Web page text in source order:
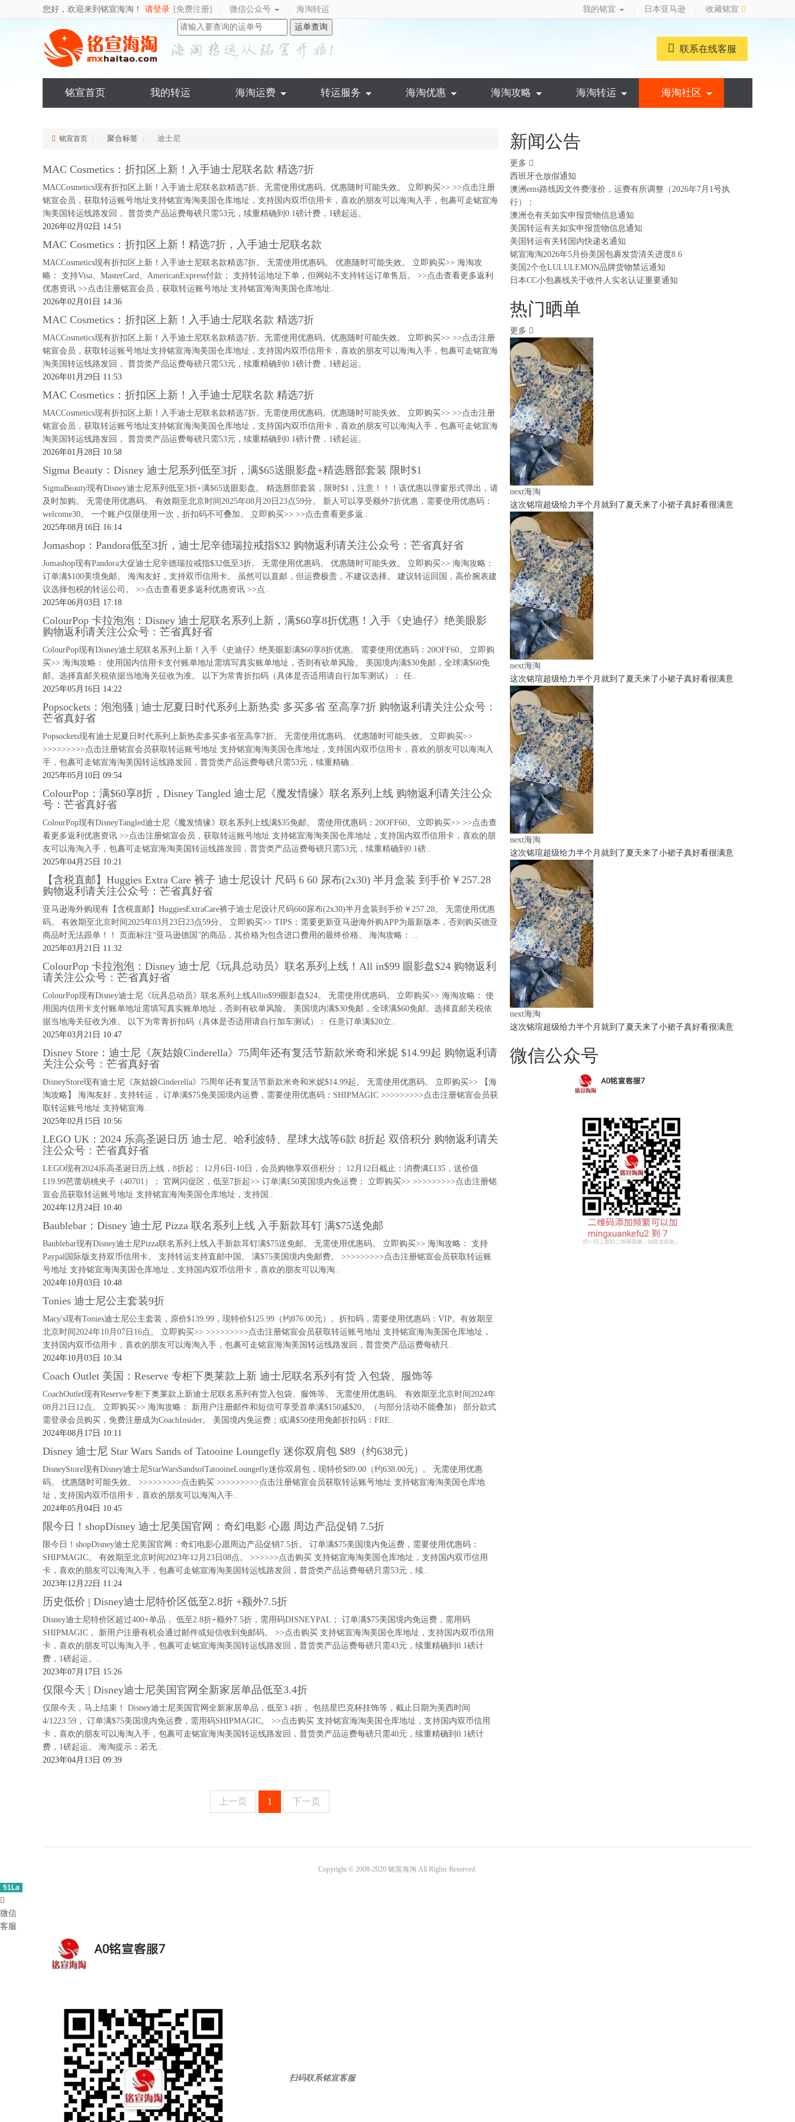
您好，欢迎来到铭宣海淘！ 请登录 [免费注册] 微信公众号 海淘转运 我的铭宣 日本亚马逊
收藏铭宣
运单查询
联系在线客服
铭宣首页 我的转运 海淘运费 转运服务 海淘优惠 海淘攻略 海淘转运 海淘社区
铭宣首页 聚合标签 迪士尼
MAC Cosmetics：折扣区上新！入手迪士尼联名款 精选7折
MACCosmetics现有折扣区上新！入手迪士尼联名款精选7折。无需使用优惠码。优惠随时可能失效。 立即购买>> >>点击注册
铭宣会员，获取转运账号地址支持铭宣海淘美国仓库地址，支持国内双币信用卡，喜欢的朋友可以海淘入手，包裹可走铭宣海
淘美国转运线路发回， 普货类产品运费每磅只需53元，续重精确到0.1磅计费，1磅起运。
2026年02月02日 14:51
MAC Cosmetics：折扣区上新！精选7折，入手迪士尼联名款
MACCosmetics现有折扣区上新！入手迪士尼联名款精选7折。 无需使用优惠码。 优惠随时可能失效。 立即购买>> 海淘攻
略： 支持Visa、MasterCard、AmericanExpress付款； 支持转运地址下单，但网站不支持转运订单售后。 >>点击查看更多返利
优惠资讯 >>点击注册铭宣会员，获取转运账号地址 支持铭宣海淘美国仓库地址..
2026年02月01日 14:36
MAC Cosmetics：折扣区上新！入手迪士尼联名款 精选7折
MACCosmetics现有折扣区上新！入手迪士尼联名款精选7折。无需使用优惠码。优惠随时可能失效。 立即购买>> >>点击注册
铭宣会员，获取转运账号地址支持铭宣海淘美国仓库地址，支持国内双币信用卡，喜欢的朋友可以海淘入手，包裹可走铭宣海
淘美国转运线路发回， 普货类产品运费每磅只需53元，续重精确到0.1磅计费，1磅起运。
2026年01月29日 11:53
MAC Cosmetics：折扣区上新！入手迪士尼联名款 精选7折
MACCosmetics现有折扣区上新！入手迪士尼联名款精选7折。无需使用优惠码。优惠随时可能失效。 立即购买>> >>点击注册
铭宣会员，获取转运账号地址支持铭宣海淘美国仓库地址，支持国内双币信用卡，喜欢的朋友可以海淘入手，包裹可走铭宣海
淘美国转运线路发回， 普货类产品运费每磅只需53元，续重精确到0.1磅计费，1磅起运。
2026年01月28日 10:58
Sigma Beauty：Disney 迪士尼系列低至3折，满$65送眼影盘+精选唇部套装 限时$1
SigmaBeauty现有Disney迪士尼系列低至3折+满$65送眼影盘。 精选唇部套装，限时$1，注意！！！该优惠以弹窗形式弹出，请
及时加购。 无需使用优惠码。 有效期至北京时间2025年08月20日23点59分。 新人可以享受额外7折优惠，需要使用优惠码：
welcome30。 一个账户仅限使用一次，折扣码不可叠加。 立即购买>> >>点击查看更多返..
2025年08月16日 16:14
Jomashop：Pandora低至3折，迪士尼辛德瑞拉戒指$32 购物返利请关注公众号：芒省真好省
Jomashop现有Pandora大促迪士尼辛德瑞拉戒指$32低至3折。 无需使用优惠码。 优惠随时可能失效。 立即购买>> 海淘攻略：
订单满$100美境免邮。 海淘友好，支持双币信用卡。 虽然可以直邮，但运费极贵，不建议选择。 建议转运回国，高价腕表建
议选择包税的转运公司。 >>点击查看更多返利优惠资讯 >>点..
2025年06月03日 17:18
ColourPop 卡拉泡泡：Disney 迪士尼联名系列上新，满$60享8折优惠！入手《史迪仔》绝美眼影
购物返利请关注公众号：芒省真好省
ColourPop现有Disney迪士尼联名系列上新！入手《史迪仔》绝美眼影满$60享8折优惠。 需要使用优惠码：20OFF60。 立即购
买>> 海淘攻略： 使用国内信用卡支付账单地址需填写真实账单地址，否则有砍单风险。 美国境内满$30免邮，全球满$60免
邮。选择直邮关税依据当地海关征收为准。 以下为常青折扣码（具体是否适用请自行加车测试）： 任..
2025年05月16日 14:22
Popsockets：泡泡骚 | 迪士尼夏日时代系列上新热卖 多买多省 至高享7折 购物返利请关注公众号：
芒省真好省
Popsockets现有迪士尼夏日时代系列上新热卖多买多省至高享7折。 无需使用优惠码。 优惠随时可能失效。 立即购买>>
>>>>>>>>>点击注册铭宣会员获取转运账号地址 支持铭宣海淘美国仓库地址，支持国内双币信用卡，喜欢的朋友可以海淘入
手，包裹可走铭宣海淘美国转运线路发回，普货类产品运费每磅只需53元，续重精确..
2025年05月10日 09:54
ColourPop：满$60享8折，Disney Tangled 迪士尼《魔发情缘》联名系列上线 购物返利请关注公众
号：芒省真好省
ColourPop现有DisneyTangled迪士尼《魔发情缘》联名系列上线满$35免邮。 需使用优惠码：20OFF60。 立即购买>> >>点击查
看更多返利优惠资讯 >>点击注册铭宣会员，获取转运账号地址 支持铭宣海淘美国仓库地址，支持国内双币信用卡，喜欢的朋
友可以海淘入手，包裹可走铭宣海淘美国转运线路发回，普货类产品运费每磅只需53元，续重精确到0.1磅..
2025年04月25日 10:21
【含税直邮】Huggies Extra Care 裤子 迪士尼设计 尺码 6 60 尿布(2x30) 半月盒装 到手价￥257.28
购物返利请关注公众号：芒省真好省
亚马逊海外购现有【含税直邮】HuggiesExtraCare裤子迪士尼设计尺码660尿布(2x30)半月盒装到手价￥257.28。 无需使用优惠
码。 有效期至北京时间2025年03月23日23点59分。 立即购买>> TIPS：需要更新亚马逊海外购APP为最新版本，否则购买德亚
商品时无法跟单！！ 页面标注“亚马逊德国”的商品，其价格为包含进口费用的最终价格。 海淘攻略： ..
2025年03月21日 11:32
ColourPop 卡拉泡泡：Disney 迪士尼《玩具总动员》联名系列上线！All in$99 眼影盘$24 购物返利
请关注公众号：芒省真好省
ColourPop现有Disney迪士尼《玩具总动员》联名系列上线Allin$99眼影盘$24。 无需使用优惠码。 立即购买>> 海淘攻略： 使
用国内信用卡支付账单地址需填写真实账单地址，否则有砍单风险。 美国境内满$30免邮，全球满$60免邮。选择直邮关税依
据当地海关征收为准。 以下为常青折扣码（具体是否适用请自行加车测试）： 任意订单满$20立..
2025年03月21日 10:47
Disney Store：迪士尼《灰姑娘Cinderella》75周年还有复活节新款米奇和米妮 $14.99起 购物返利请
关注公众号：芒省真好省
DisneyStore现有迪士尼《灰姑娘Cinderella》75周年还有复活节新款米奇和米妮$14.99起。 无需使用优惠码。 立即购买>> 【海
淘攻略】 海淘友好，支持转运， 订单满$75免美国境内运费，需要使用优惠码：SHIPMAGIC >>>>>>>>>点击注册铭宣会员获
取转运账号地址 支持铭宣海..
2025年02月15日 10:56
LEGO UK：2024 乐高圣诞日历 迪士尼、哈利波特、星球大战等6款 8折起 双倍积分 购物返利请关
注公众号：芒省真好省
LEGO现有2024乐高圣诞日历上线，8折起； 12月6日-10日，会员购物享双倍积分； 12月12日截止：消费满£135，送价值
£19.99芭蕾胡桃夹子（40701）； 官网闪促区，低至7折起>> 订单满£50英国境内免运费； 立即购买>> >>>>>>>>>点击注册铭
宣会员获取转运账号地址 支持铭宣海淘美国仓库地址，支持国..
2024年12月24日 10:40
Baublebar：Disney 迪士尼 Pizza 联名系列上线 入手新款耳钉 满$75送免邮
Baublebar现有Disney迪士尼Pizza联名系列上线入手新款耳钉满$75送免邮。 无需使用优惠码。 立即购买>> 海淘攻略： 支持
Paypal国际版支持双币信用卡。 支持转运支持直邮中国。 满$75美国境内免邮费。 >>>>>>>>>点击注册铭宣会员获取转运账
号地址 支持铭宣海淘美国仓库地址，支持国内双币信用卡，喜欢的朋友可以海淘..
2024年10月03日 10:48
Tonies 迪士尼公主套装9折
Macy's现有Tonies迪士尼公主套装，原价$139.99，现特价$125.99（约876.00元）。折扣码，需要使用优惠码：VIP。有效期至
北京时间2024年10月07日16点。 立即购买>> >>>>>>>>>点击注册铭宣会员获取转运账号地址 支持铭宣海淘美国仓库地址，
支持国内双币信用卡，喜欢的朋友可以海淘入手，包裹可走铭宣海淘美国转运线路发回，普货类产品运费每磅只..
2024年10月03日 10:34
Coach Outlet 美国：Reserve 专柜下奥莱款上新 迪士尼联名系列有货 入包袋、服饰等
CoachOutlet现有Reserve专柜下奥莱款上新迪士尼联名系列有货入包袋、服饰等。 无需使用优惠码。 有效期至北京时间2024年
08月21日12点。 立即购买>> 海淘攻略： 新用户注册邮件和短信可享受首单满$150减$20。（与部分活动不能叠加） 部分款式
需登录会员购买，免费注册成为CoachInsider。 美国境内免运费；或满$50使用免邮折扣码：FRE..
2024年08月17日 10:11
Disney 迪士尼 Star Wars Sands of Tatooine Loungefly 迷你双肩包 $89（约638元）
DisneyStore现有Disney迪士尼StarWarsSandsofTatooineLoungefly迷你双肩包，现特价$89.00（约638.00元）。 无需使用优惠
码。 优惠随时可能失效。 >>>>>>>>>点击购买 >>>>>>>>>点击注册铭宣会员获取转运账号地址 支持铭宣海淘美国仓库地
址，支持国内双币信用卡，喜欢的朋友可以海淘入手..
2024年05月04日 10:45
限今日！shopDisney 迪士尼美国官网：奇幻电影 心愿 周边产品促销 7.5折
限今日！shopDisney迪士尼美国官网：奇幻电影心愿周边产品促销7.5折。 订单满$75美国境内免运费，需要使用优惠码：
SHIPMAGIC。 有效期至北京时间2023年12月23日08点。 >>>>>>点击购买 支持铭宣海淘美国仓库地址，支持国内双币信用
卡，喜欢的朋友可以海淘入手，包裹可走铭宣海淘美国转运线路发回，普货类产品运费每磅只需53元，续..
2023年12月22日 11:24
历史低价 | Disney迪士尼特价区低至2.8折 +额外7.5折
Disney迪士尼特价区超过400+单品， 低至2.8折+额外7.5折，需用码DISNEYPAL； 订单满$75美国境内免运费，需用码
SHIPMAGIC， 新用户注册有机会通过邮件或短信收到免邮码。 >>点击购买 支持铭宣海淘美国仓库地址，支持国内双币信用
卡，喜欢的朋友可以海淘入手，包裹可走铭宣海淘美国转运线路发回，普货类产品运费每磅只需43元，续重精确到0.1磅计
费，1磅起运。..
2023年07月17日 15:26
仅限今天 | Disney迪士尼美国官网全新家居单品低至3.4折
仅限今天，马上结束！ Disney迪士尼美国官网全新家居单品，低至3.4折， 包括星巴克杯挂饰等，截止日期为美西时间
4/1223:59， 订单满$75美国境内免运费，需用码SHIPMAGIC。 >>点击购买 支持铭宣海淘美国仓库地址，支持国内双币信用
卡，喜欢的朋友可以海淘入手，包裹可走铭宣海淘美国转运线路发回，普货类产品运费每磅只需40元，续重精确到0.1磅计
费，1磅起运。 海淘提示：若无..
2023年04月13日 09:39
上一页 1 下一页
新闻公告
更多
西班牙仓放假通知
澳洲ems路线因文件费涨价，运费有所调整（2026年7月1号执
行）：
澳洲仓有关如实申报货物信息通知
美国转运有关如实申报货物信息通知
美国转运有关转国内快递名通知
铭宣海淘2026年5月份美国包裹发货清关进度8.6
美国2个仓LULULEMON品牌货物禁运通知
日本CC小包裹线关于收件人实名认证重要通知
热门晒单
更多
next海淘
这次铭瑄超级给力半个月就到了夏天来了小裙子真好看很满意
next海淘
这次铭瑄超级给力半个月就到了夏天来了小裙子真好看很满意
next海淘
这次铭瑄超级给力半个月就到了夏天来了小裙子真好看很满意
next海淘
这次铭瑄超级给力半个月就到了夏天来了小裙子真好看很满意
微信公众号
Copyright © 2008-2020 铭宣海淘 All Rights Reserved.
51La

微信
客服
扫码联系铭宣客服